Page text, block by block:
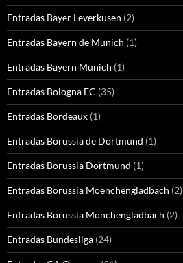
Entradas Bayer Leverkusen (2)
Entradas Bayern de Munich (1)
Entradas Bayern Munich (1)
Entradas Bologna FC (35)
Entradas Bordeaux (1)
Entradas Borussia de Dortmund (1)
Entradas Borussia Dortmund (1)
Entradas Borussia Moenchengladbach (2)
Entradas Borussia Monchengladbach (2)
Entradas Bundesliga (24)